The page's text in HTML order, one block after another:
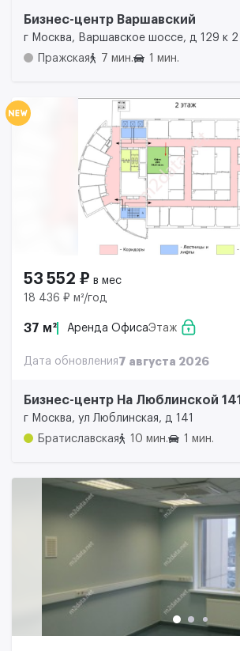
Бизнес-центр Варшавский
г Москва, Варшавское шоссе, д 129 к 2
Пражская
7 мин. 1 мин.
53 552 ₽ в мес
18 436 ₽ м²/год
37 м² Аренда ОфисаЭтаж
Дата обновления7 августа 2026
Бизнес-центр На Люблинской 141
г Москва, ул Люблинская, д 141
Братиславская
10 мин. 1 мин.